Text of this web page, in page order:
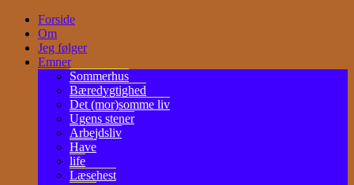
Forside
Om
Jeg følger
Emner
Sommerhus
Bæredygtighed
Det (mor)somme liv
Ugens stener
Arbejdsliv
Have
life
Læsehest